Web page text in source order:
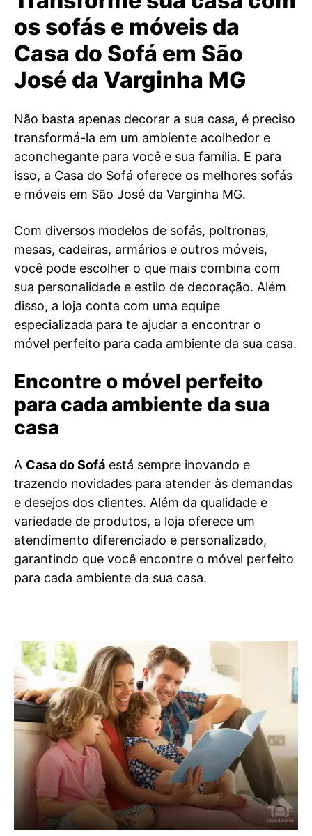
os sofás e móveis da
Casa do Sofá em São
José da Varginha MG
Não basta apenas decorar a sua casa, é preciso
transformá-la em um ambiente acolhedor e
aconchegante para você e sua família. E para
isso, a Casa do Sofá oferece os melhores sofás
e móveis em São José da Varginha MG.
Com diversos modelos de sofás, poltronas,
mesas, cadeiras, armários e outros móveis,
você pode escolher o que mais combina com
sua personalidade e estilo de decoração. Além
disso, a loja conta com uma equipe
especializada para te ajudar a encontrar o
móvel perfeito para cada ambiente da sua casa.
Encontre o móvel perfeito
para cada ambiente da sua
casa
A Casa do Sofá está sempre inovando e
trazendo novidades para atender às demandas
e desejos dos clientes. Além da qualidade e
variedade de produtos, a loja oferece um
atendimento diferenciado e personalizado,
garantindo que você encontre o móvel perfeito
para cada ambiente da sua casa.